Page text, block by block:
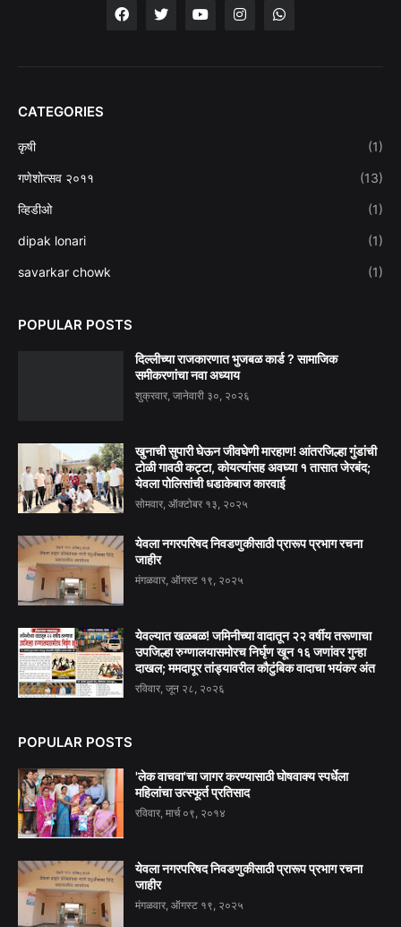
CATEGORIES
कृषी (1)
गणेशोत्सव २०११ (13)
व्हिडीओ (1)
dipak lonari (1)
savarkar chowk (1)
POPULAR POSTS
दिल्लीच्या राजकारणात भुजबळ कार्ड ? सामाजिक
समीकरणांचा नवा अध्याय
शुक्रवार, जानेवारी ३०, २०२६
खुनाची सुपारी घेऊन जीवघेणी मारहाण! आंतरजिल्हा गुंडांची
टोळी गावठी कट्टा, कोयत्यांसह अवघ्या १ तासात जेरबंद;
येवला पोलिसांची धडाकेबाज कारवाई
सोमवार, ऑक्टोबर १३, २०२५
येवला नगरपरिषद निवडणुकीसाठी प्रारूप प्रभाग रचना
जाहीर
मंगळवार, ऑगस्ट १९, २०२५
येवल्यात खळबळ! जमिनीच्या वादातून २२ वर्षीय तरूणाचा
उपजिल्हा रुग्णालयासमोरच निर्घृण खून १६ जणांवर गुन्हा
दाखल; ममदापूर तांड्यावरील कौटुंबिक वादाचा भयंकर अंत
रविवार, जून २८, २०२६
POPULAR POSTS
'लेक वाचवा'चा जागर करण्यासाठी घोषवाक्य स्पर्धेला
महिलांचा उत्स्फूर्त प्रतिसाद
रविवार, मार्च ०९, २०१४
येवला नगरपरिषद निवडणुकीसाठी प्रारूप प्रभाग रचना
जाहीर
मंगळवार, ऑगस्ट १९, २०२५